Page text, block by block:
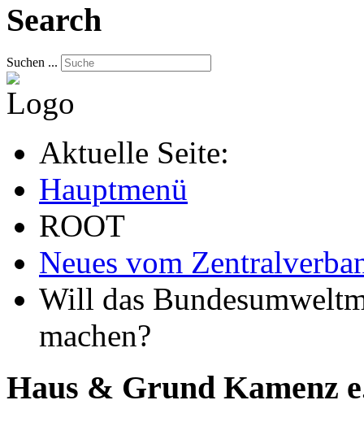
Search
Suchen ...
Aktuelle Seite:
Hauptmenü
ROOT
Neues vom
Will das
machen?
Haus & Grund Kamenz